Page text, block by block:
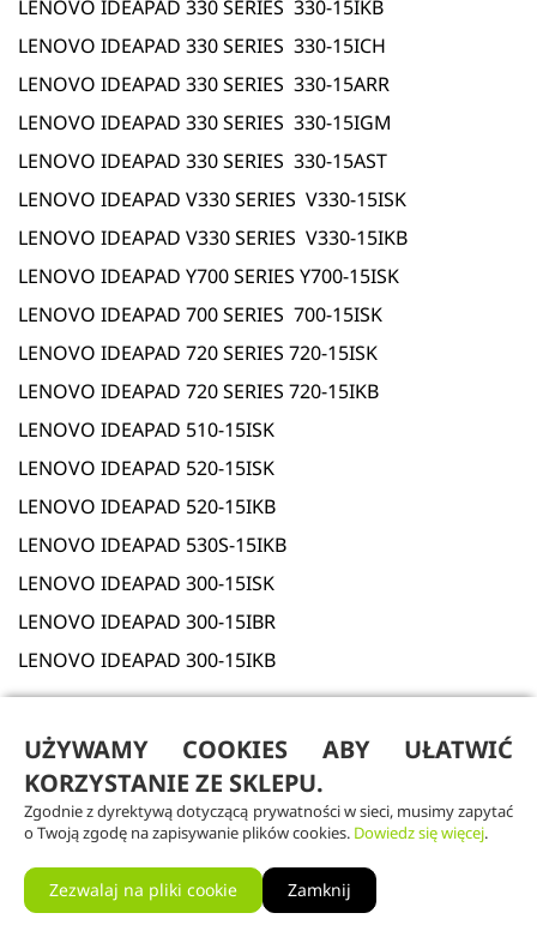
UŻYWAMY COOKIES ABY UŁATWIĆ
KORZYSTANIE ZE SKLEPU.
Zgodnie z dyrektywą dotyczącą prywatności w sieci, musimy zapytać
o Twoją zgodę na zapisywanie plików cookies. Dowiedz się więcej.
Zezwalaj na pliki cookie Zamknij
LENOVO IDEAPAD 330 SERIES 330-15IKB
LENOVO IDEAPAD 330 SERIES 330-15ICH
LENOVO IDEAPAD 330 SERIES 330-15ARR
LENOVO IDEAPAD 330 SERIES 330-15IGM
LENOVO IDEAPAD 330 SERIES 330-15AST
LENOVO IDEAPAD V330 SERIES V330-15ISK
LENOVO IDEAPAD V330 SERIES V330-15IKB
LENOVO IDEAPAD Y700 SERIES Y700-15ISK
LENOVO IDEAPAD 700 SERIES 700-15ISK
LENOVO IDEAPAD 720 SERIES 720-15ISK
LENOVO IDEAPAD 720 SERIES 720-15IKB
LENOVO IDEAPAD 510-15ISK
LENOVO IDEAPAD 520-15ISK
LENOVO IDEAPAD 520-15IKB
LENOVO IDEAPAD 530S-15IKB
LENOVO IDEAPAD 300-15ISK
LENOVO IDEAPAD 300-15IBR
LENOVO IDEAPAD 300-15IKB
Opinie